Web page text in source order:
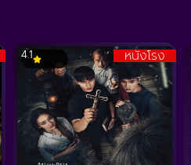
หนังโรง
4.1